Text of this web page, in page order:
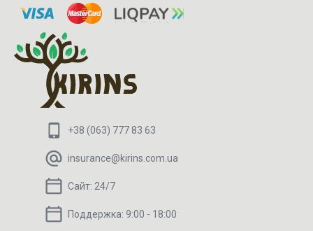
+38 (063) 777 83 63
insurance@kirins.com.ua
Сайт: 24/7
Поддержка: 9:00 - 18:00